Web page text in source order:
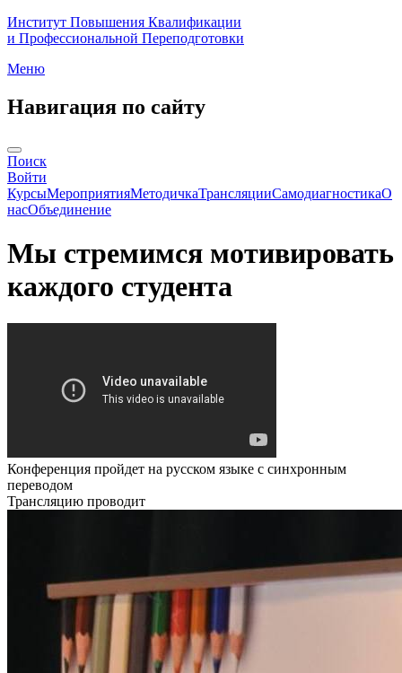
Институт Повышения Квалификации
и Профессиональной Переподготовки
Меню
Навигация по сайту
Поиск
Войти
КурсыМероприятияМетодичкаТрансляцииСамодиагностикаО
насОбъединение
Мы стремимся мотивировать
каждого студента
Конференция пройдет на русском языке с синхронным
переводом
Трансляцию проводит